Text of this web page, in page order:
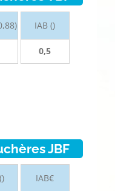
IAB ()
0,5
JBF
IAB€